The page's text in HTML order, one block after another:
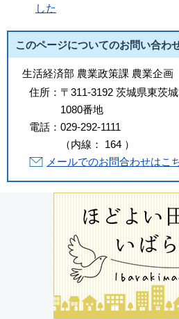
した
このページについてのお問い合わ
生活経済部 農業政策課 農業企画
住所： 〒311-3192 茨城県東茨
1080番地
電話： 029-292-1111
（内線 ： 164 ）
メールでのお問合わせはこ